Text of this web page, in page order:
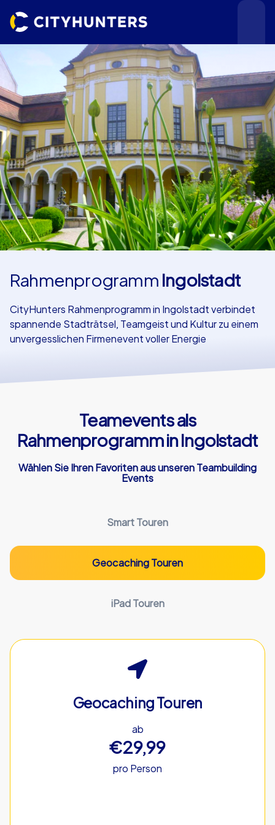
Teamevents
Städte
Anlässe
Rahmenprogramm Ingolstadt
CityHunters Rahmenprogramm in Ingolstadt verbindet
spannende Stadträtsel, Teamgeist und Kultur zu einem
unvergesslichen Firmenevent voller Energie
Teamevents als
Rahmenprogramm in Ingolstadt
Wählen Sie Ihren Favoriten aus unseren Teambuilding
Events
Smart Touren
Geocaching Touren
iPad Touren
Geocaching Touren
ab
€29,99
pro Person